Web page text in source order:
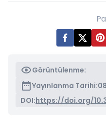
Görüntülenme:
Yayınlanma Tarihi:
DOI:https://doi.org/